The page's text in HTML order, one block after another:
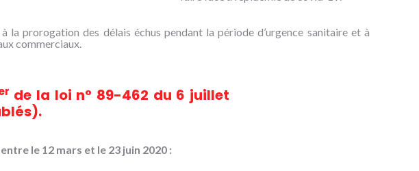
la prorogation des délais échus pendant la période d’urgence sanitaire et à
commerciaux.
de la loi n° 89-462 du 6 juillet
le 12 mars et le 23 juin 2020 :